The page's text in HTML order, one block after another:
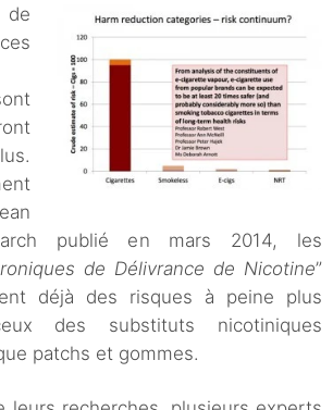
publié en mars 2014, les
de Délivrance de Nicotine”
déjà des risques à peine plus
des substituts nicotiniques
patchs et gommes.